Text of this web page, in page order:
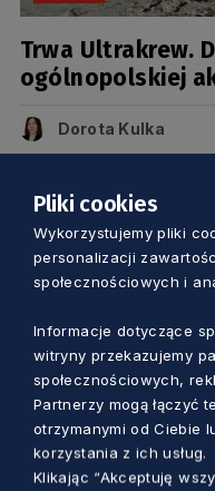
Trwa Ultrakrew.
ogólnopolskiej
Dorota Kulka
ZDROWIE
Pliki cookies
Wykorzystujemy pliki
personalizacji
społecznościowych i
Informacje dotyczące
witryny przekazujemy
społecznościowych,
Partnerzy mogą łączyć
otrzymanymi od Ciebie
korzystania z ich usług.
Klikając “Akceptuję